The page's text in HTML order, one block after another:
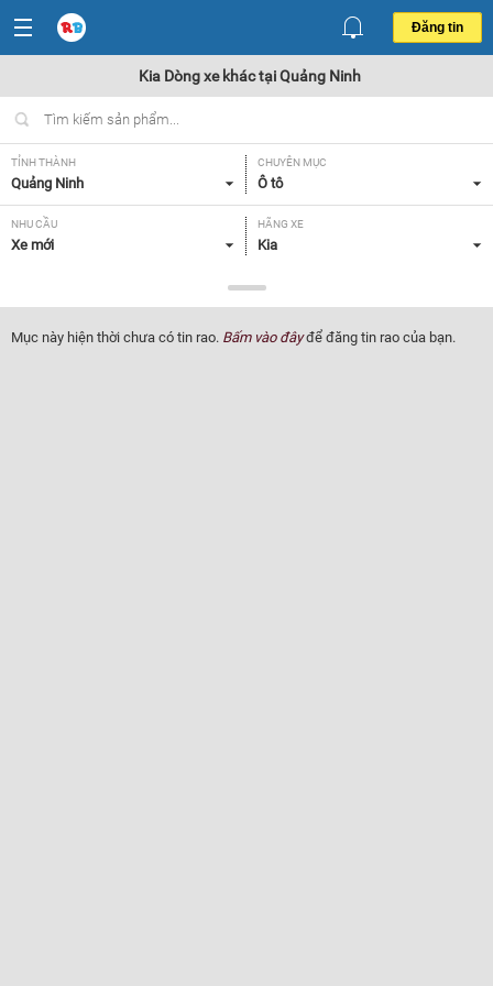
Đăng tin
Kia Dòng xe khác tại Quảng Ninh
TỈNH THÀNH
Quảng Ninh
CHUYÊN MỤC
Ô tô
NHU CẦU
Xe mới
HÃNG XE
Kia
Dòng xe khác
NĂM SẢN XUẤT
Tất cả
GIÁ XE XUẤT XỨ
Mục này hiện thời chưa có tin rao. Bấm vào đâyđể đăng tin rao của bạn.